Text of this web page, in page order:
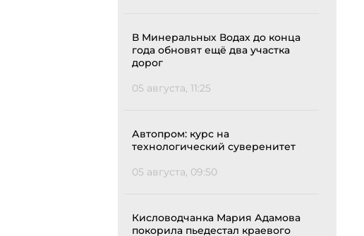
В Минеральных Водах до конца
года обновят ещё два участка
дорог
05 августа, 11:25
Автопром: курс на
технологический суверенитет
05 августа, 09:50
Кисловодчанка Мария Адамова
покорила пьедестал краевого